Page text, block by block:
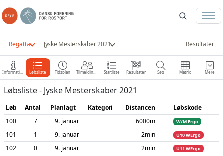
Regatta Jyske Mesterskaber 2021 Resultater
Information Løbsliste Tidsplan Tilmeldinger Startliste Resultater Søg Matrix Mere
Løbsliste - Jyske Mesterskaber 2021
Løb Antal Planlagt Kategori Distancen
Løbskode
100
7 9. januar 6000m W/M Ergo
101 1 9. januar 2min U10 WErgo
102 0 9. januar 2min U11 WErgo